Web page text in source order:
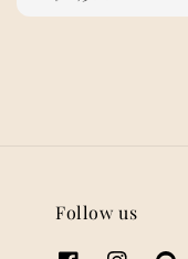
price
Follow us